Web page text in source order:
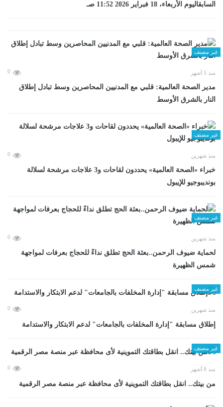
السابقاليوم الأربعاء، 18 فبراير 2026 11:52 صـ
غير مصنف
منذ 5 أشهر 0
مدير الصحة العالمية: قلبي مع المدنيين المحاصرين وسط تبادل إطلاق
النار بالشرق الأوسط
غير مصنف
منذ شهرين 0
خبراء «الصحة العالمية» يحددون لقاحات و3 علاجات مرشحة لسلالة
بونديبوجيو للإيبول
غير مصنف
منذ شهرين 0
لحماية ضيوف الرحمن..بعثة الحج تطلق نداءً للحجاج بعرفات لمواجهة
شمس الظهيرة
غير مصنف
منذ شهرين 0
إطلاق مسابقة "إدارة المخلفات بالجامعات" لدعم الابتكار والاستدامة
غير مصنف
منذ 8 أشهر 0
من بيتك.. انقل بطاقتك التموينية لأى محافظة عبر منصة مصر الرقمية